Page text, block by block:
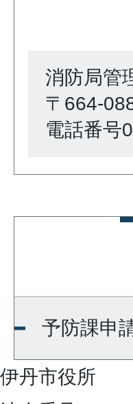
消防局管
〒664-
電話番号
予防課申
伊丹市役所